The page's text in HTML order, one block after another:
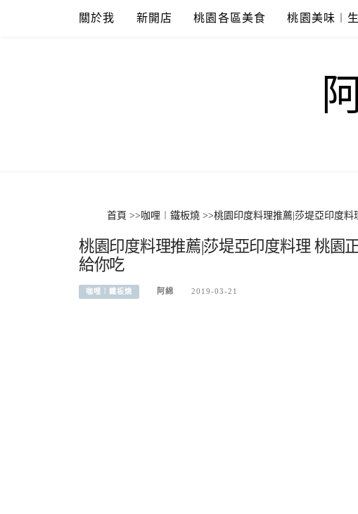
關於我 新開店 桃園各區美食 桃園美味︱
首頁 >>咖哩︱鐵板燒 >>桃園印度料理推薦|莎堤亞印度
桃園印度料理推薦|莎堤亞印度料理 桃園
給你吃
咖哩︱鐵板燒 阿綿 2019-03-21